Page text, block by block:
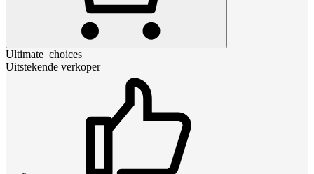
Ultimate_choices
Uitstekende verkoper